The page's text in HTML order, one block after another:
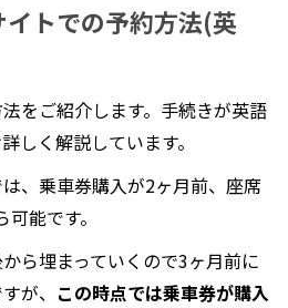
トでの予約方法(英
をご紹介します。手続きが英語
しく解説しています。
、乗車券購入が2ヶ月前、座席
能です。
ら埋まっていくので3ヶ月前に
が、 この時点では乗車券が購入